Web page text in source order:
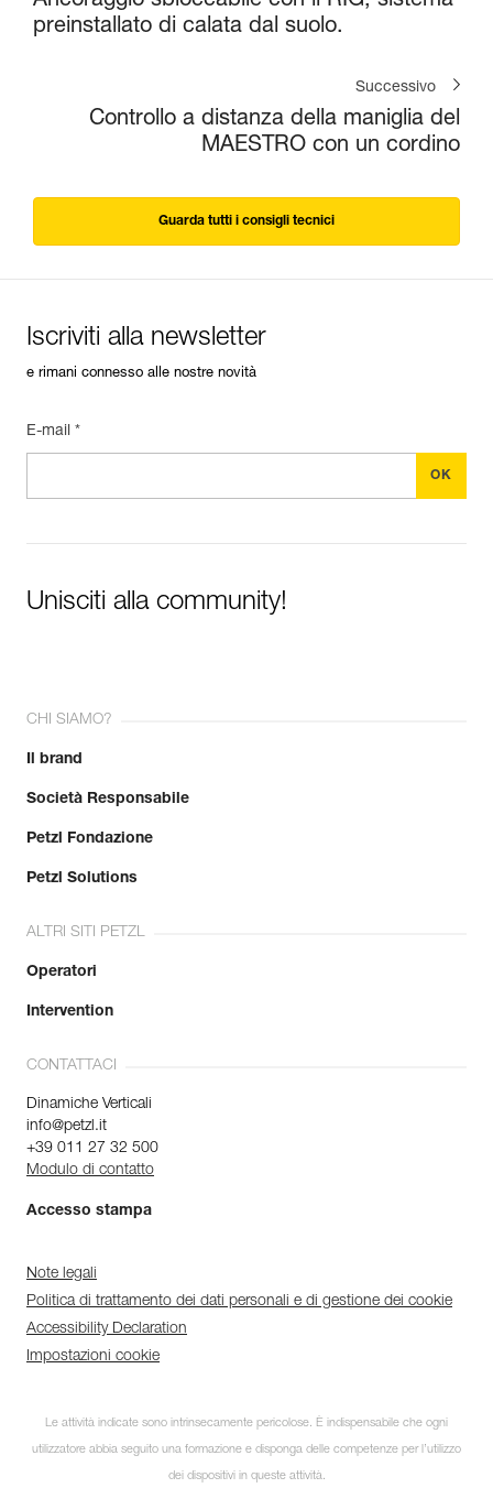
preinstallato di calata dal suolo.
Successivo
Controllo a distanza della maniglia del
MAESTRO con un cordino
Guarda tutti i consigli tecnici
Iscriviti alla newsletter
e rimani connesso alle nostre novità
E-mail *
Unisciti alla community!
CHI SIAMO?
Il brand
Società Responsabile
Petzl Fondazione
Petzl Solutions
ALTRI SITI PETZL
Operatori
Intervention
CONTATTACI
Dinamiche Verticali
info@petzl.it
+39 011 27 32 500
Modulo di contatto
Accesso stampa
Note legali
Politica di trattamento dei dati personali e di gestione dei cookie
Accessibility Declaration
Impostazioni cookie
Le attività indicate sono intrinsecamente pericolose. È indispensabile che ogni
utilizzatore abbia seguito una formazione e disponga delle competenze per l’utilizzo
dei dispositivi in queste attività.